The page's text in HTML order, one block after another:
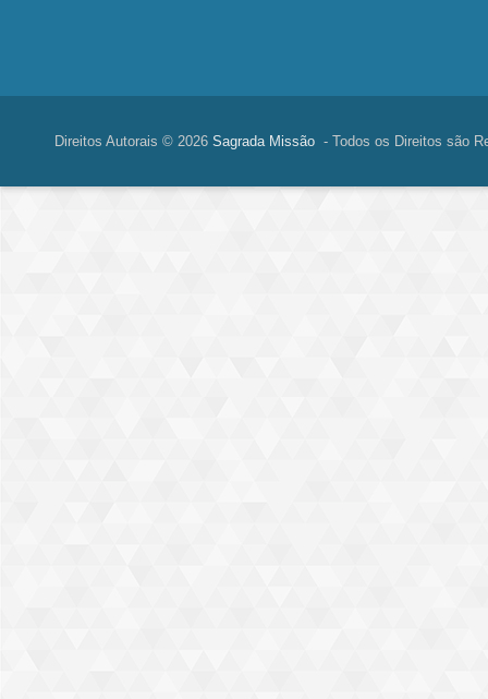
Direitos Autorais © 2026 Sagrada Missão - Todos os Direitos são